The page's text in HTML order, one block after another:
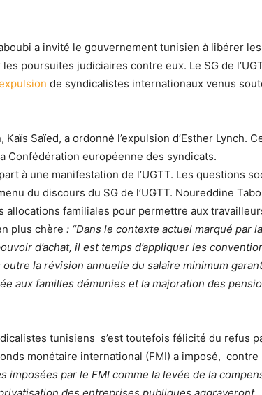
a invité le gouvernement tunisien à libérer les
poursuites judiciaires contre eux. Le SG de
de syndicalistes internationaux venus
Saïed, a ordonné l’expulsion d’Esther Lynch.
Confédération européenne des syndicats.
à une manifestation de l’UGTT. Les questions
du discours du SG de l’UGTT. Noureddine
allocations familiales pour permettre aux
plus chère : “Dans le contexte actuel marqué par la
d’achat, il est temps d’appliquer les
la révision annuelle du salaire minimum
aux familles démunies et la majoration des
tunisiens s’est toutefois félicité du refus
monétaire international (FMI) a imposé, contre
imposées par le FMI comme la levée de la